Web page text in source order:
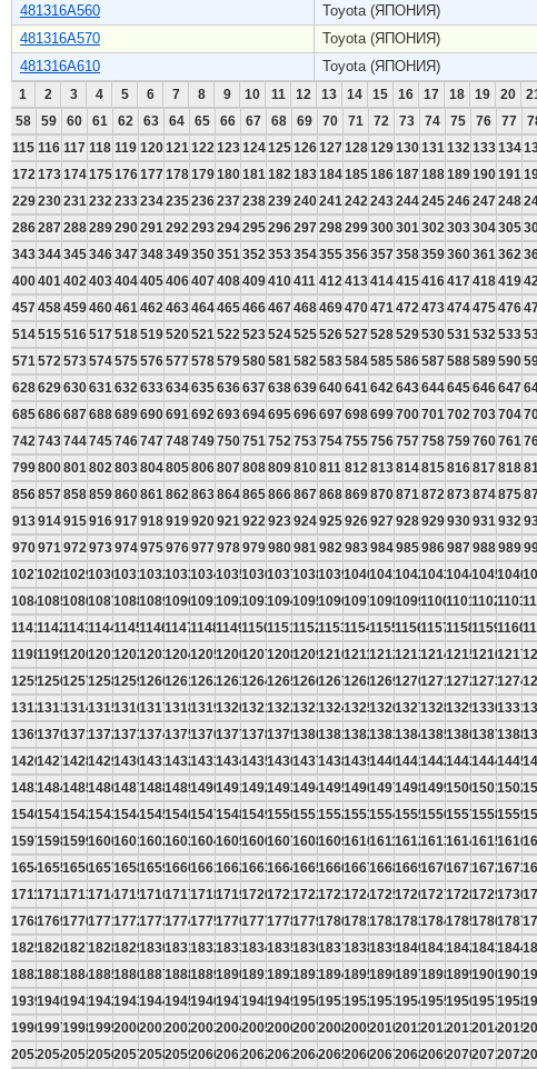
481316A560
Toyota (ЯПОНИЯ)
481316A570
Toyota (ЯПОНИЯ)
481316A610
Toyota (ЯПОНИЯ)
1 2 3 4 5 6 7 8 9 10 11 12 13 14 15 16 17 18 19 20
58
59 60 61 62 63 64 65 66 67 68 69 70 71 72 73 74 75 76 77
115 116 117 118 119 120121 122 123124125126127128129130131 132 133134
172 173174175176177178179180181 182 183184185186187188189190191
229230231 232 233234235236237238239240241 242 243244245246247248
286287288289290291 292 293294295296297298299300301 302 303304305
343344345346347348349350351 352 353354355356357358359360361 362
400401 402 403404405406407408409410411 412 413414415416417418419
457458459460461 462 463464465466467468469470471 472 473474475476
514515516517518519520521 522 523524525526527528529530531 532 533
571 572 573574575576577578579580581 582 583584585586587588589590
628629630631 632 633634635636637638639640641 642 643644645646647
685686687688689690691 692 693694695696697698699700701 702 703704
742 743744745746747748749750751 752 753754755756757758759760761
799800801 802 803804805806807808809810811 812 813814815816817818
856857858859860861 862 863864865866867868869870871 872 873874875
913914915916917918919920921 922 923924925926927928929930931 932
970971 972 973974975976977978979980981 982 983984985986987988989
10271028102910301031103210331034103510361037103810391040104110421043104410451046
10841085108610871088108910901091109210931094109510961097109810991100110111021103
11411142114311441145114611471148114911501151115211531154115511561157115811591160
11981199120012011202120312041205120612071208120912101211121212131214121512161217
12551256125712581259126012611262126312641265126612671268126912701271127212731274
13121313131413151316131713181319132013211322132313241325132613271328132913301331
13691370137113721373137413751376137713781379138013811382138313841385138613871388
14261427142814291430143114321433143414351436143714381439144014411442144314441445
14831484148514861487148814891490149114921493149414951496149714981499150015011502
15401541154215431544154515461547154815491550155115521553155415551556155715581559
15971598159916001601160216031604160516061607160816091610161116121613161416151616
16541655165616571658165916601661166216631664166516661667166816691670167116721673
17111712171317141715171617171718171917201721172217231724172517261727172817291730
17681769177017711772177317741775177617771778177917801781178217831784178517861787
18251826182718281829183018311832183318341835183618371838183918401841184218431844
18821883188418851886188718881889189018911892189318941895189618971898189919001901
19391940194119421943194419451946194719481949195019511952195319541955195619571958
19961997199819992000200120022003200420052006200720082009201020112012201320142015
20532054205520562057205820592060206120622063206420652066206720682069207020712072